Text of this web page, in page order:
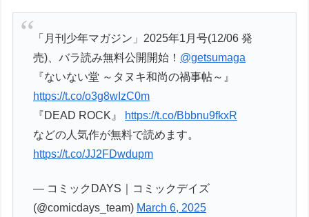
「月刊少年マガジン」2025年1月号(12/06 発
売)、バラ読み無料公開開始！ @getsumaga
『ないない堂 ～タヌキ和尚の禍事帖～』
https://t.co/o3g8wIzC0m
『DEAD ROCK』
https://t.co/Bbbnu9fkxR
などの人気作が無料で読めます。
https://t.co/JJ2FDwdupm
— コミックDAYS｜コミックデイズ
(@comicdays_team) March 6, 2025